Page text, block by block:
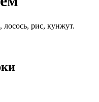
лосось, рис, кунжут.